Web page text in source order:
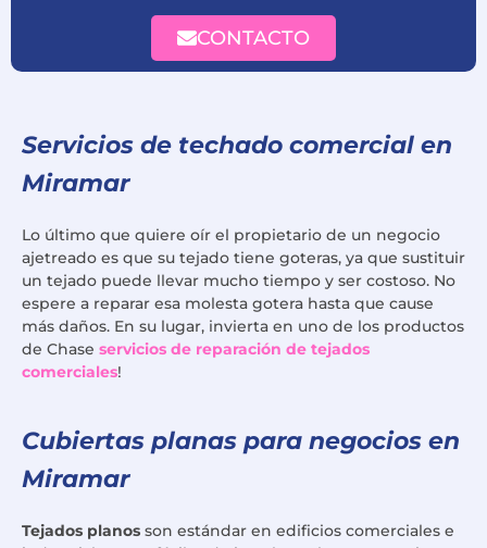
CONTACTO
Servicios de techado comercial en
Miramar
Lo último que quiere oír el propietario de un negocio
ajetreado es que su tejado tiene goteras, ya que sustituir
un tejado puede llevar mucho tiempo y ser costoso. No
espere a reparar esa molesta gotera hasta que cause
más daños. En su lugar, invierta en uno de los productos
de Chase servicios de reparación de tejados
comerciales!
Cubiertas planas para negocios en
Miramar
Tejados planos son estándar en edificios comerciales e